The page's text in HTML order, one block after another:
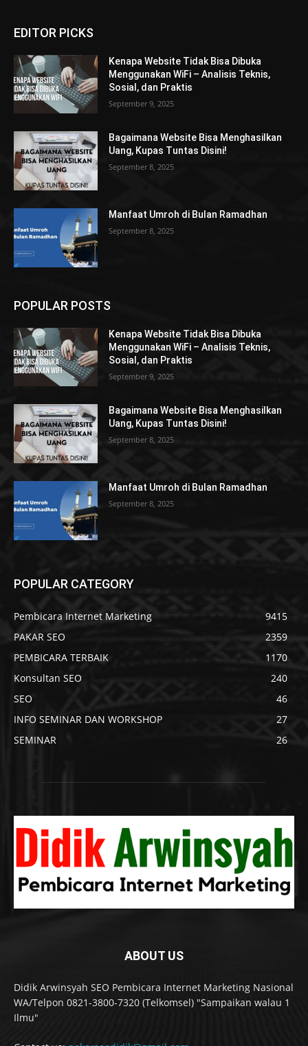
EDITOR PICKS
Kenapa Website Tidak Bisa Dibuka
Menggunakan WiFi – Analisis Teknis,
Sosial, dan Praktis
September 9, 2025
Bagaimana Website Bisa Menghasilkan
Uang, Kupas Tuntas Disini!
September 8, 2025
Manfaat Umroh di Bulan Ramadhan
September 8, 2025
POPULAR POSTS
Kenapa Website Tidak Bisa Dibuka
Menggunakan WiFi – Analisis Teknis,
Sosial, dan Praktis
September 9, 2025
Bagaimana Website Bisa Menghasilkan
Uang, Kupas Tuntas Disini!
September 8, 2025
Manfaat Umroh di Bulan Ramadhan
September 8, 2025
POPULAR CATEGORY
Pembicara Internet Marketing
9415
PAKAR SEO
2359
PEMBICARA TERBAIK
1170
Konsultan SEO
240
SEO
46
INFO SEMINAR DAN WORKSHOP
27
SEMINAR
26
ABOUT US
Didik Arwinsyah SEO Pembicara Internet Marketing Nasional
WA/Telpon 0821-3800-7320 (Telkomsel) "Sampaikan walau 1
Ilmu"